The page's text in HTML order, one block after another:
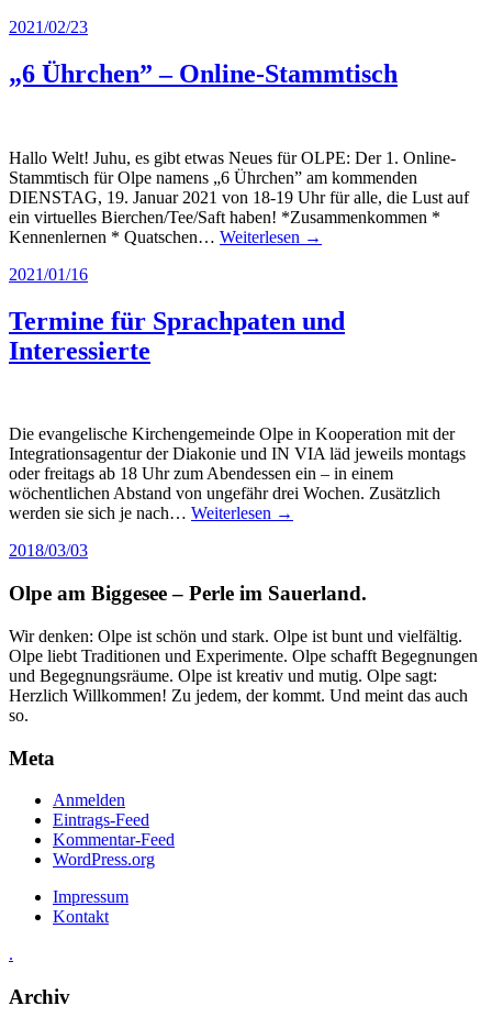
2021/02/23
„6 Ührchen” – Online-Stammtisch
Hallo Welt! Juhu, es gibt etwas Neues für OLPE: Der 1. Online-
Stammtisch für Olpe namens „6 Ührchen” am kommenden
DIENSTAG, 19. Januar 2021 von 18-19 Uhr für alle, die Lust auf
ein virtuelles Bierchen/Tee/Saft haben! *Zusammenkommen *
Kennenlernen * Quatschen… Weiterlesen →
2021/01/16
Termine für Sprachpaten und
Interessierte
Die evangelische Kirchengemeinde Olpe in Kooperation mit der
Integrationsagentur der Diakonie und IN VIA läd jeweils montags
oder freitags ab 18 Uhr zum Abendessen ein – in einem
wöchentlichen Abstand von ungefähr drei Wochen. Zusätzlich
werden sie sich je nach… Weiterlesen →
2018/03/03
Olpe am Biggesee – Perle im Sauerland.
Wir denken: Olpe ist schön und stark. Olpe ist bunt und vielfältig.
Olpe liebt Traditionen und Experimente. Olpe schafft Begegnungen
und Begegnungsräume. Olpe ist kreativ und mutig. Olpe sagt:
Herzlich Willkommen! Zu jedem, der kommt. Und meint das auch
so.
Meta
Anmelden
Eintrags-Feed
Kommentar-Feed
WordPress.org
Impressum
Kontakt
.
Archiv